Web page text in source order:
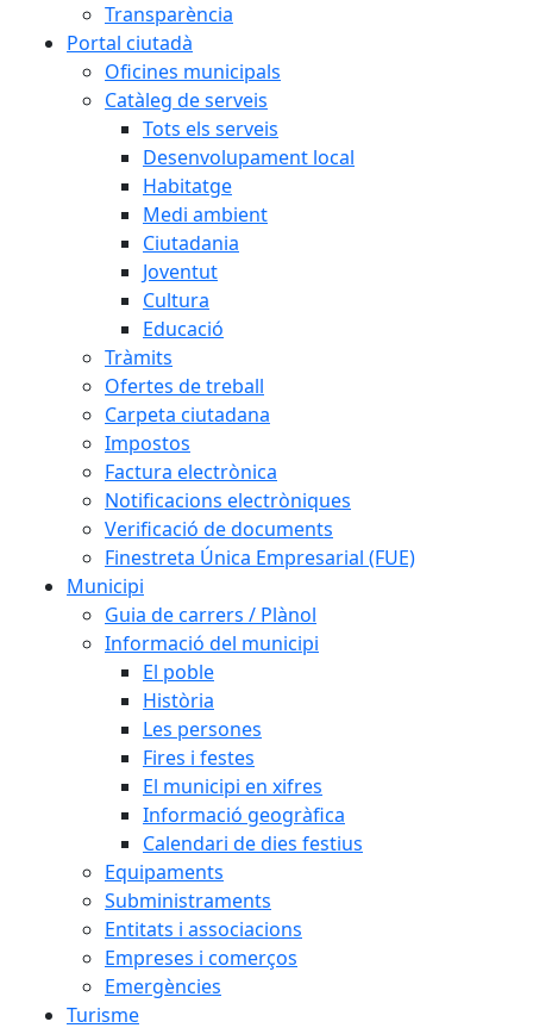
Transparència
Portal ciutadà
Oficines municipals
Catàleg de serveis
Tots els serveis
Desenvolupament local
Habitatge
Medi ambient
Ciutadania
Joventut
Cultura
Educació
Tràmits
Ofertes de treball
Carpeta ciutadana
Impostos
Factura electrònica
Notificacions electròniques
Verificació de documents
Finestreta Única Empresarial (FUE)
Municipi
Guia de carrers / Plànol
Informació del municipi
El poble
Història
Les persones
Fires i festes
El municipi en xifres
Informació geogràfica
Calendari de dies festius
Equipaments
Subministraments
Entitats i associacions
Empreses i comerços
Emergències
Turisme